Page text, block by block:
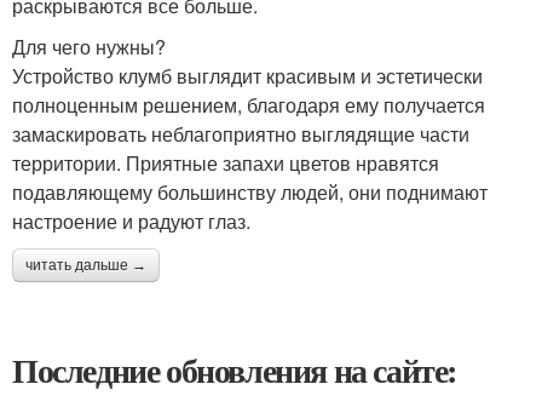
Для чего нужны?
Устройство клумб выглядит красивым и эстетически
полноценным решением, благодаря ему получается
замаскировать неблагоприятно выглядящие части
территории. Приятные запахи цветов нравятся
подавляющему большинству людей, они поднимают
настроение и радуют глаз.
читать дальше →
Последние обновления на сайте: